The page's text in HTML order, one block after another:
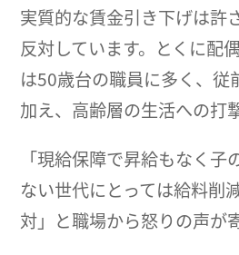
実質的な賃金引き下げは許
反対しています。とくに配
は50歳台の職員に多く、従
加え、高齢層の生活への打
「現給保障で昇給もなく子
ない世代にとっては給料削
対」と職場から怒りの声が